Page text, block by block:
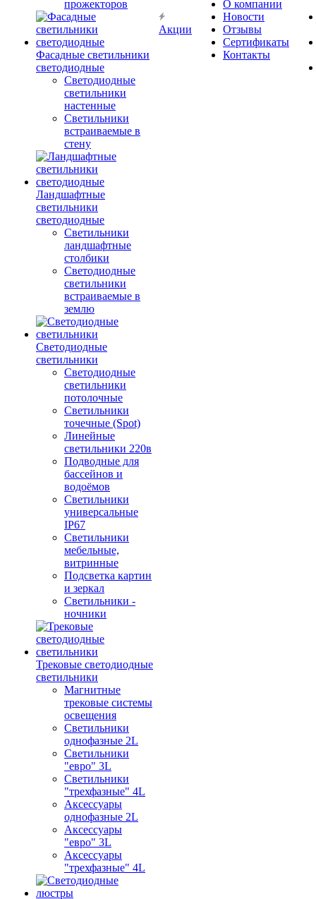
прожекторов
Фасадные светильники
светодиодные
Светодиодные
светильники
настенные
Светильники
встраиваемые в
стену
Ландшафтные
светильники
светодиодные
Светильники
ландшафтные
столбики
Светодиодные
светильники
встраиваемые в
землю
Светодиодные
светильники
Светодиодные
светильники
потолочные
Светильники
точечные (Spot)
Линейные
светильники 220в
Подводные для
бассейнов и
водоёмов
Светильники
универсальные
IP67
Светильники
мебельные,
витринные
Подсветка картин
и зеркал
Светильники -
ночники
Трековые светодиодные
светильники
Магнитные
трековые системы
освещения
Светильники
однофазные 2L
Светильники
"евро" 3L
Светильники
"трехфазные" 4L
Аксессуары
однофазные 2L
Аксессуары
"евро" 3L
Аксессуары
"трехфазные" 4L
Акции
О компании
Новости
Отзывы
Сертификаты
Контакты